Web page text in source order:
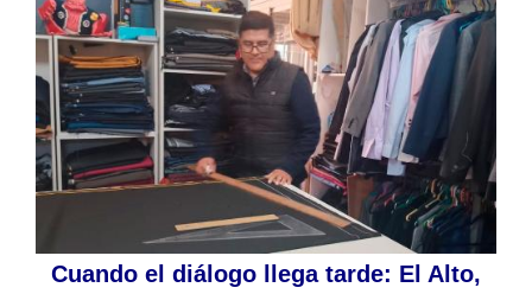
Cuando el diálogo llega tarde: El Alto,